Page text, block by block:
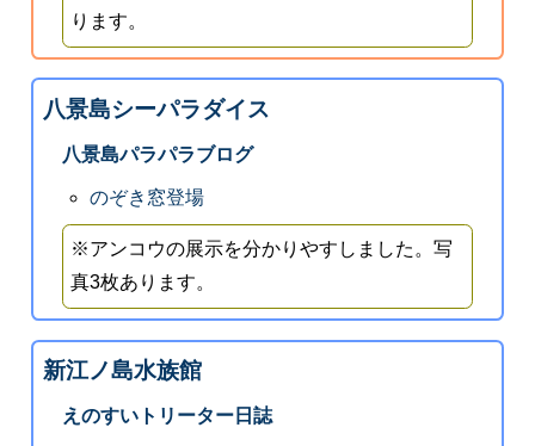
ります。
八景島シーパラダイス
八景島パラパラブログ
のぞき窓登場
※アンコウの展示を分かりやすしました。写
真3枚あります。
新江ノ島水族館
えのすいトリーター日誌